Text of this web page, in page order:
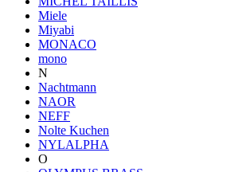
Miele
Miyabi
MONACO
mono
N
Nachtmann
NAOR
NEFF
Nolte Kuchen
NYLALPHA
O